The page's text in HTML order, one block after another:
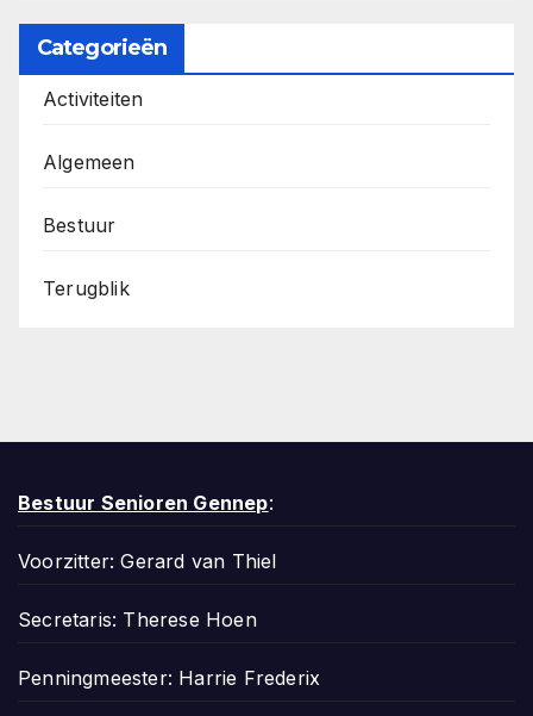
Categorieën
Activiteiten
Algemeen
Bestuur
Terugblik
Bestuur Senioren Gennep:
Voorzitter: Gerard van Thiel
Secretaris: Therese Hoen
Penningmeester: Harrie Frederix